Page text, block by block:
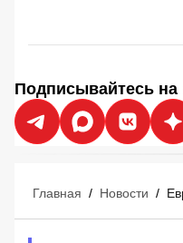
Подписывайтесь на
Главная / Новости /